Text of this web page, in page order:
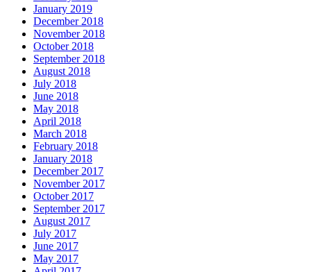
January 2019
December 2018
November 2018
October 2018
September 2018
August 2018
July 2018
June 2018
May 2018
April 2018
March 2018
February 2018
January 2018
December 2017
November 2017
October 2017
September 2017
August 2017
July 2017
June 2017
May 2017